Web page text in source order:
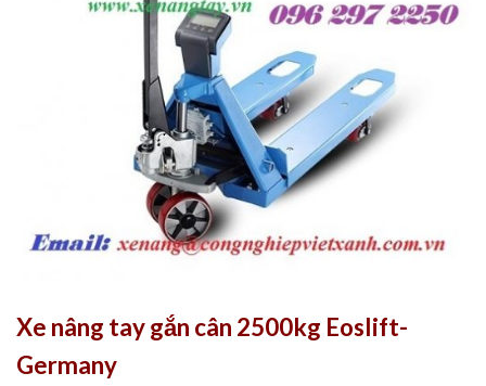
Xe nâng tay gắn cân 2500kg Eoslift-
Germany